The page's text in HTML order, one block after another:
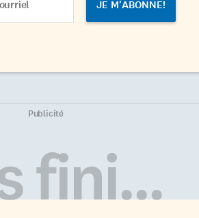
Publicité
fini...